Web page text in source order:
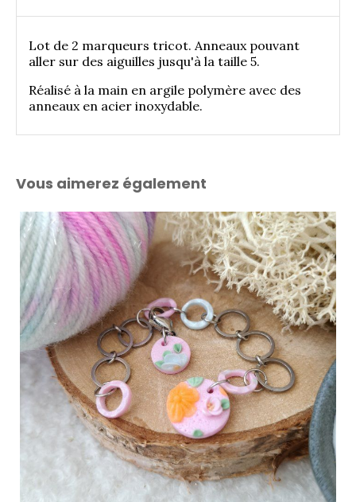
Lot de 2 marqueurs tricot. Anneaux pouvant
aller sur des aiguilles jusqu'à la taille 5.
Réalisé à la main en argile polymère avec des
anneaux en acier inoxydable.
Vous aimerez également